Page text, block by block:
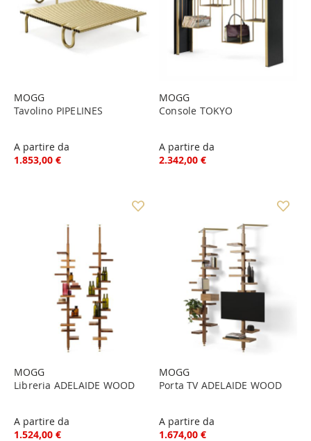
MOGG
Tavolino PIPELINES
A partire da
1.853,00 €
MOGG
Console TOKYO
A partire da
2.342,00 €
MOGG
Libreria ADELAIDE WOOD
A partire da
1.524,00 €
MOGG
Porta TV ADELAIDE WOOD
A partire da
1.674,00 €